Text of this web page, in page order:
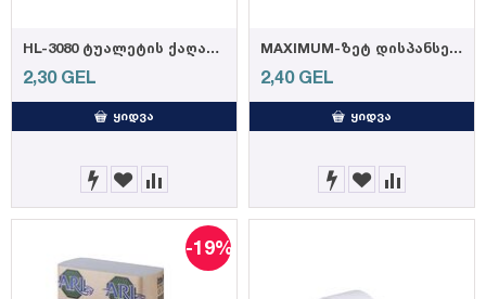
HL-3080 ტუალეტის ქაღალდი ჯუმბო 80მ, (12ც=3კგ)
2,30 GEL
ᲧᲘᲓᲕᲐ
MAXIMUM-ზეტ დისპანსერის ხელსახოცი 2ფენა, 21სმ*21სმ, 155ფურც.
2,40 GEL
ᲧᲘᲓᲕᲐ
-19%